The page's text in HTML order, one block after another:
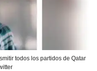
todos los partidos de Qatar